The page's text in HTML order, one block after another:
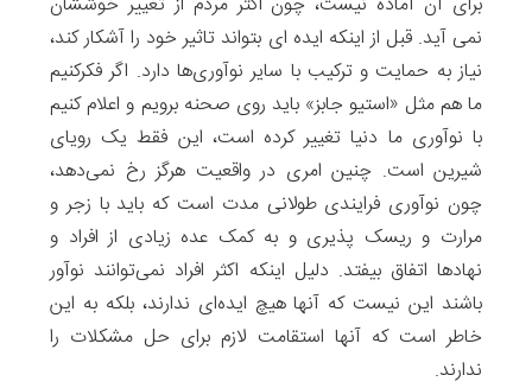
نمی آید. قبل از اینکه ایده ای بتواند تاثیر خود را آشکار کند،
نیاز به حمایت و ترکیب با سایر نوآوری‌ها دارد. اگر فکر‌کنیم
ما هم مثل «استیو جابز» باید روی صحنه برویم و اعلام کنیم
با نوآوری ما دنیا تغییر کرده است، این فقط یک رویای
شیرین است. چنین امری در واقعیت هرگز رخ نمی‌دهد،
چون نوآوری فرایندی طولانی مدت است که باید با زجر و
مرارت و ریسک پذیری و به کمک عده زیادی از افراد و
نهادها اتفاق بیفتد. دلیل اینکه اکثر افراد نمی‌توانند نوآور
باشند این نیست که آنها هیچ ایده‌ای ندارند، بلکه به این
خاطر است که آنها استقامت لازم برای حل مشکلات را
ندارند.